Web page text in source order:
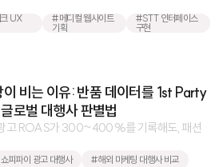
UX
#메디컬 웹사이트
기획
#STT 인터페이스
구현
비는 이유: 반품 데이터를 1st Party
로벌 대행사 판별법
고 ROAS가 300~400%를 기록해도, 패션
피파이 광고 대행사 #해외 마케팅 대행사 비교